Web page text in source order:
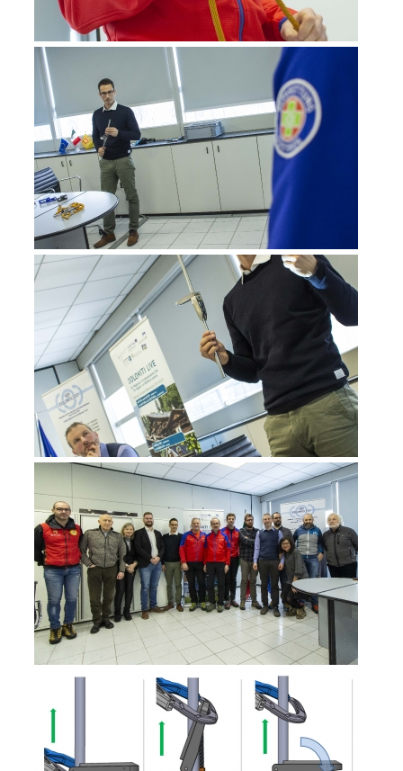
Jahresberichte
DEVENIR MEMBRE